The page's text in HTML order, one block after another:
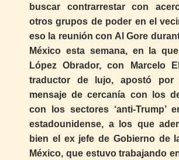
buscar contrarrestar con
otros grupos de poder en el
eso la reunión con Al Gore
México esta semana, en la
López Obrador, con Marcelo
traductor de lujo, apostó por
mensaje de cercanía con los
con los sectores ‘anti-Trump’
estadounidense, a los que
bien el ex jefe de Gobierno de
México, que estuvo trabajando